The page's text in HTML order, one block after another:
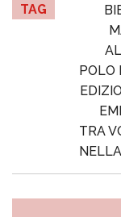
TAG
POLO
EMI
TRA